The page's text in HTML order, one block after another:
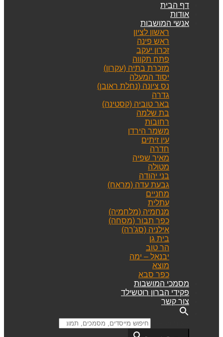
דף הבית
אודות
אנשי המושבות
ראשון לציון
ראש פינה
זכרון יעקב
פתח תקווה
מזכרת בתיה (עקרון)
יסוד המעלה
נס ציונה (נחלת ראובן)
גדרה
באר טוביה (קסטינה)
בת שלמה
רחובות
משמר הירדן
עין זיתים
חדרה
מאיר שפיה
מטולה
בני יהודה
גבעת עדה (מראח)
מחניים
עתלית
מנחמיה (מלחמיה)
כפר תבור (מסחה)
אילניה (סג'רה)
בית גן
הר טוב
יבנאל – ימה
מוצא
כפר סבא
מסמכי המושבות
פקידי הברון רוטשילד
צור קשר